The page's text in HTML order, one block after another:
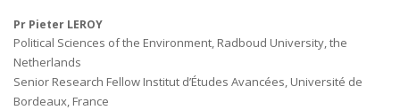
Pr Pieter LEROY
Political Sciences of the Environment, Radboud University, the
Netherlands
Senior Research Fellow Institut d’Études Avancées, Université de
Bordeaux, France